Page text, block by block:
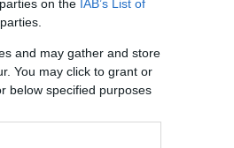
on the IAB’s List of
and may gather and store
You may click to grant or
below specified purposes
άλλα